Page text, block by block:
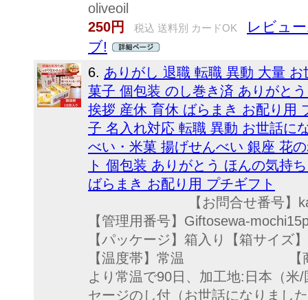
oliveoil
250円
税込 送料別 カードOK
レビュ
ブ!
6. ありがし 退職 転職 異動 大量
菓子 個包装 のし巻き済 ありがと
挨拶 産休 育休 ばらまき お配り用
子 名入れ対応 転職 異動 お世話に
べい・米菓 揚げせんべい 銀座 花
ト 個包装 ありがとう ほんの気持
ばらまき お配り用 プチギフト
【お問合せ番号
【管理用番号】
【パッケージ】箱入り【箱サイズ
【温度帯】常温 【商品内
より常温で90日、加工地:日本（
セージのし付（お世話になりまし